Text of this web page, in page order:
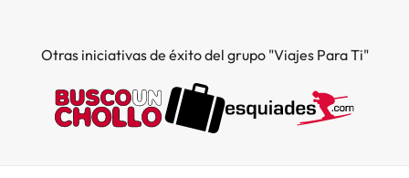
Otras iniciativas de éxito del grupo "Viajes Para Ti"